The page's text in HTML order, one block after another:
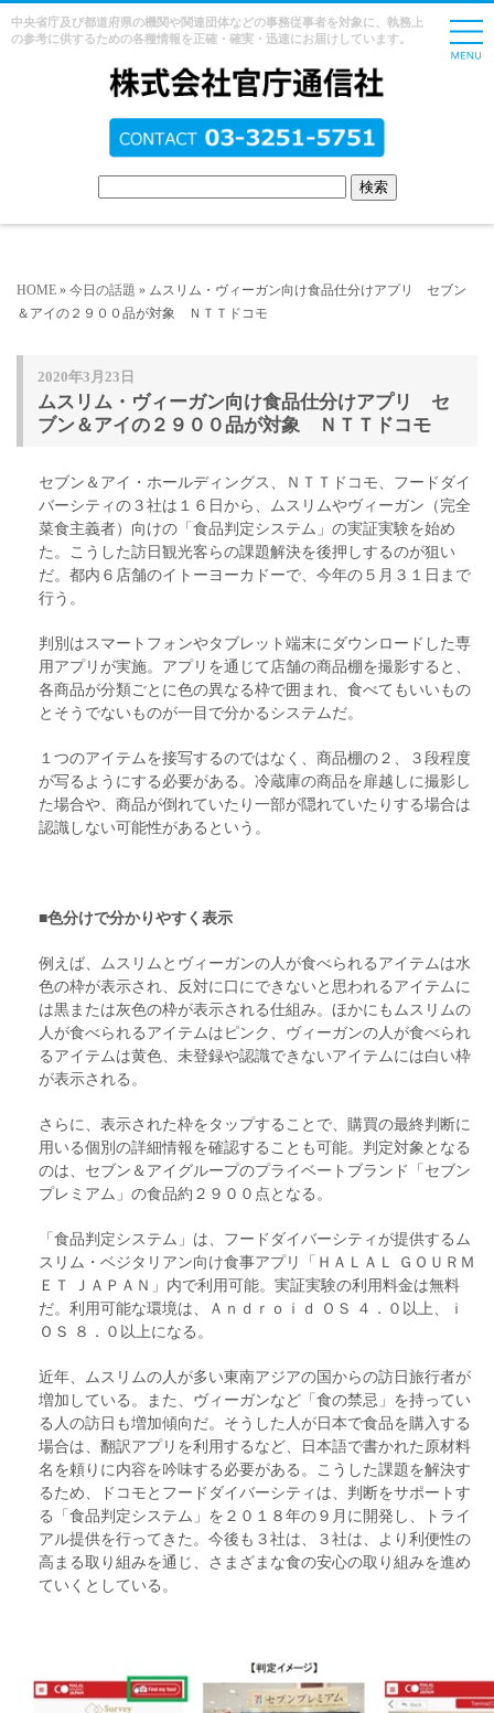
中央省庁及び都道府県の機関や関連団体などの事務従事者を対象に、執務上
の参考に供するための各種情報を正確・確実・迅速にお届けしています。
HOME » 今日の話題 » ムスリム・ヴィーガン向け食品仕分けアプリ セブン
＆アイの２９００品が対象 ＮＴＴドコモ
2020年3月23日
ムスリム・ヴィーガン向け食品仕分けアプリ セ
ブン＆アイの２９００品が対象 ＮＴＴドコモ
セブン＆アイ・ホールディングス、ＮＴＴドコモ、フードダイ
バーシティの３社は１６日から、ムスリムやヴィーガン（完全
菜食主義者）向けの「食品判定システム」の実証実験を始め
た。こうした訪日観光客らの課題解決を後押しするのが狙い
だ。都内６店舗のイトーヨーカドーで、今年の５月３１日まで
行う。
判別はスマートフォンやタブレット端末にダウンロードした専
用アプリが実施。アプリを通じて店舗の商品棚を撮影すると、
各商品が分類ごとに色の異なる枠で囲まれ、食べてもいいもの
とそうでないものが一目で分かるシステムだ。
１つのアイテムを接写するのではなく、商品棚の２、３段程度
が写るようにする必要がある。冷蔵庫の商品を扉越しに撮影し
た場合や、商品が倒れていたり一部が隠れていたりする場合は
認識しない可能性があるという。
■色分けで分かりやすく表示
例えば、ムスリムとヴィーガンの人が食べられるアイテムは水
色の枠が表示され、反対に口にできないと思われるアイテムに
は黒または灰色の枠が表示される仕組み。ほかにもムスリムの
人が食べられるアイテムはピンク、ヴィーガンの人が食べられ
るアイテムは黄色、未登録や認識できないアイテムには白い枠
が表示される。
さらに、表示された枠をタップすることで、購買の最終判断に
用いる個別の詳細情報を確認することも可能。判定対象となる
のは、セブン＆アイグループのプライベートブランド「セブン
プレミアム」の食品約２９００点となる。
「食品判定システム」は、フードダイバーシティが提供するム
スリム・ベジタリアン向け食事アプリ「ＨＡＬＡＬ ＧＯＵＲＭ
ＥＴ ＪＡＰＡＮ」内で利用可能。実証実験の利用料金は無料
だ。利用可能な環境は、Ａｎｄｒｏｉｄ ＯＳ ４．０以上、ｉ
ＯＳ ８．０以上になる。
近年、ムスリムの人が多い東南アジアの国からの訪日旅行者が
増加している。また、ヴィーガンなど「食の禁忌」を持ってい
る人の訪日も増加傾向だ。そうした人が日本で食品を購入する
場合は、翻訳アプリを利用するなど、日本語で書かれた原材料
名を頼りに内容を吟味する必要がある。こうした課題を解決す
るため、ドコモとフードダイバーシティは、判断をサポートす
る「食品判定システム」を２０１８年の９月に開発し、トライ
アル提供を行ってきた。今後も３社は、３社は、より利便性の
高まる取り組みを通じ、さまざまな食の安心の取り組みを進め
ていくとしている。